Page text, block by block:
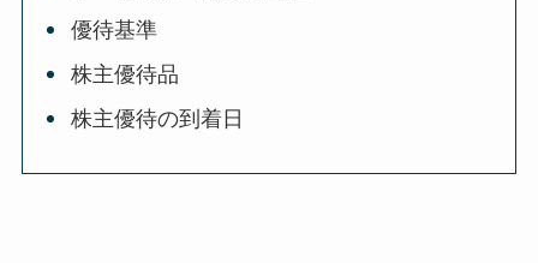
優待基準
株主優待品
株主優待の到着日